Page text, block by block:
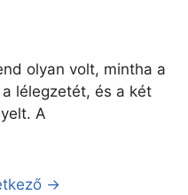
olyan volt, mintha a
lélegzetét, és a két
A
→